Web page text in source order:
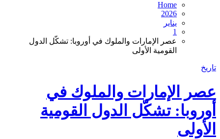
Home
2026
يناير
1
​عصر الإمارات والملوك في أوروبا: تشكّل الدول
القومية الأولى
تاريخ
​عصر الإمارات والملوك في
أوروبا: تشكّل الدول القومية
الأولى